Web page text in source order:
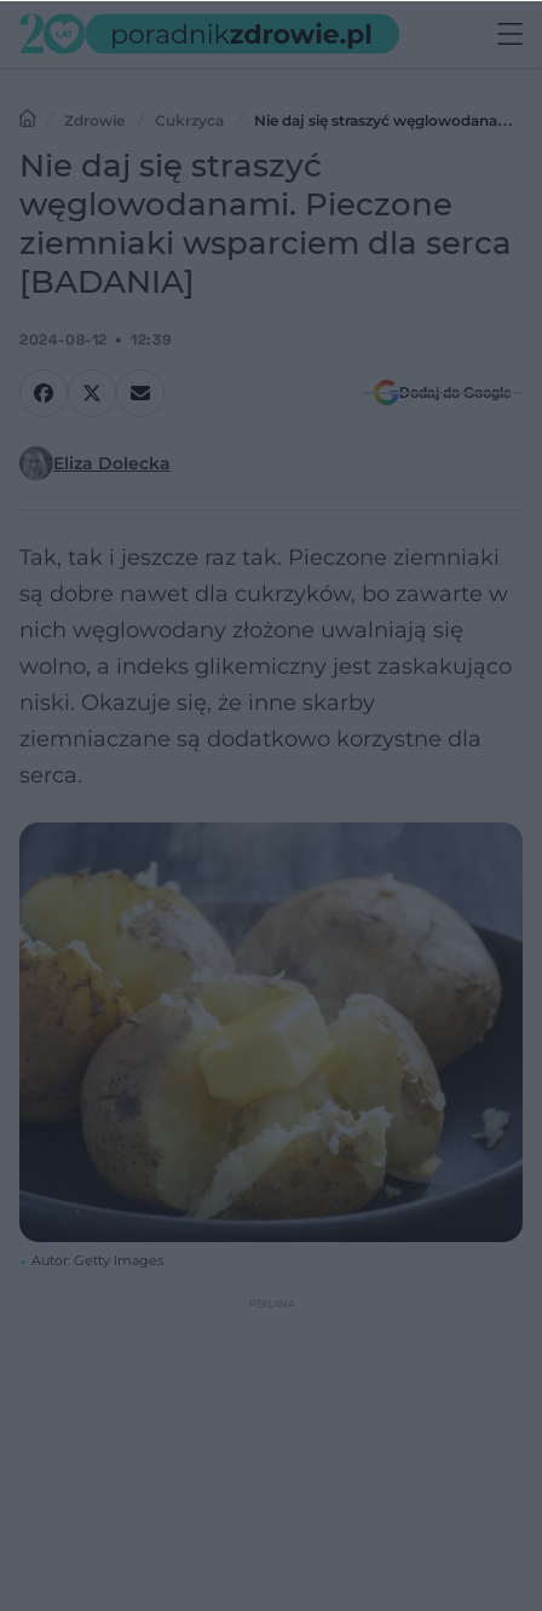
Zdrowie Cukrzyca
Nie daj się straszyć węglowodanami.
Pieczone ziemniaki wsparciem dla serca [BADANIA]
Nie daj się straszyć
węglowodanami. Pieczone
ziemniaki wsparciem dla serca
[BADANIA]
2024-08-12 12:39
Dodaj do Google
Eliza Dolecka
Tak, tak i jeszcze raz tak. Pieczone ziemniaki
są dobre nawet dla cukrzyków, bo zawarte w
nich węglowodany złożone uwalniają się
wolno, a indeks glikemiczny jest zaskakująco
niski. Okazuje się, że inne skarby
ziemniaczane są dodatkowo korzystne dla
serca.
Autor: Getty Images